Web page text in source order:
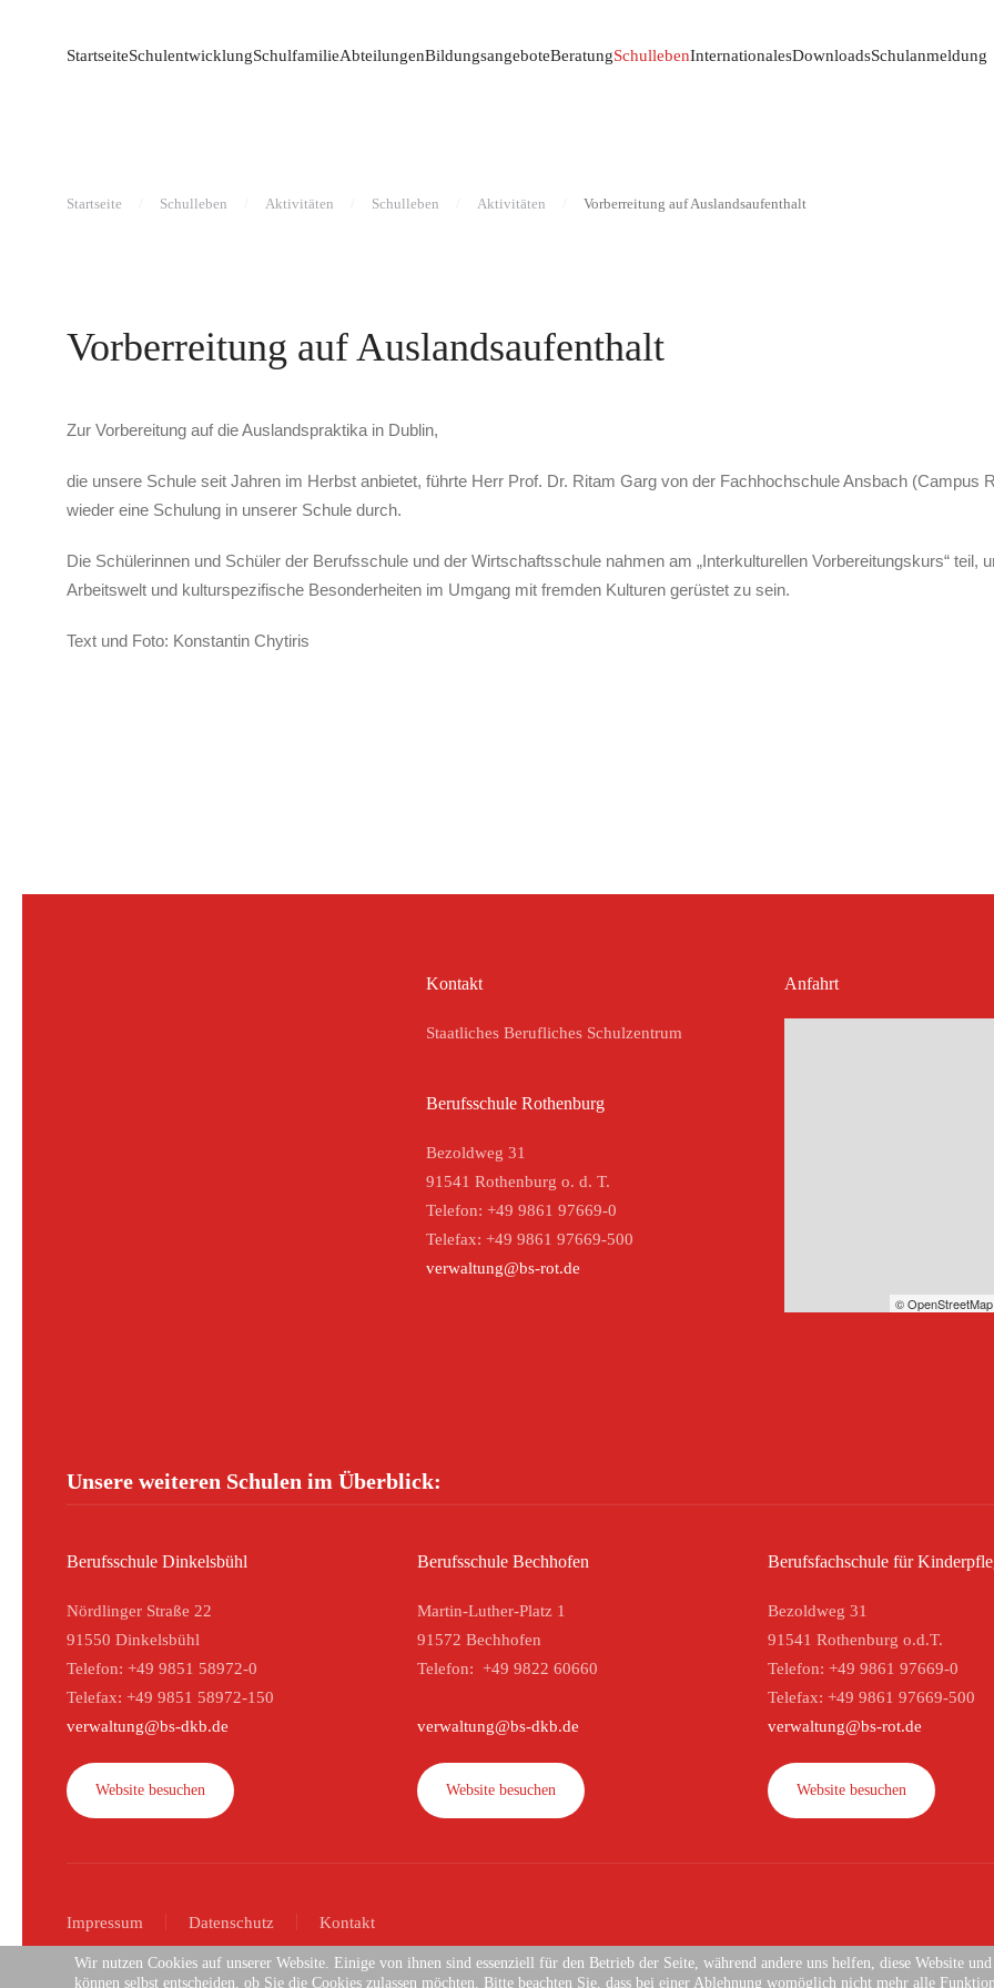
StartseiteSchulentwicklungSchulfamilieAbteilungenBildungsangeboteBeratungSchullebenInternationalesDownloadsSchulanmeldung
Startseite Schulleben Aktivitäten Schulleben Aktivitäten Vorberreitung auf Auslandsaufenthalt
Vorberreitung auf Auslandsaufenthalt
Zur Vorbereitung auf die Auslandspraktika in Dublin,
die unsere Schule seit Jahren im Herbst anbietet, führte Herr Prof. Dr. Ritam Garg von der Fachhochschule Ansbach (Campus
wieder eine Schulung in unserer Schule durch.
Die Schülerinnen und Schüler der Berufsschule und der Wirtschaftsschule nahmen am „Interkulturellen Vorbereitungskurs“ teil,
Arbeitswelt und kulturspezifische Besonderheiten im Umgang mit fremden Kulturen gerüstet zu sein.
Text und Foto: Konstantin Chytiris
Kontakt
Staatliches Berufliches Schulzentrum
Berufsschule Rothenburg
Bezoldweg 31
91541 Rothenburg o. d. T.
Telefon: +49 9861 97669-0
Telefax: +49 9861 97669-500
verwaltung@bs-rot.de
Anfahrt
©
Unsere weiteren Schulen im Überblick:
Berufsschule Dinkelsbühl
Nördlinger Straße 22
91550 Dinkelsbühl
Telefon: +49 9851 58972-0
Telefax: +49 9851 58972-150
verwaltung@bs-dkb.de
Website besuchen
Berufsschule Bechhofen
Martin-Luther-Platz 1
91572 Bechhofen
Telefon: +49 9822 60660
verwaltung@bs-dkb.de
Website besuchen
Berufsfachschule für
Bezoldweg 31
91541 Rothenburg o.d.T.
Telefon: +49 9861 97669-0
Telefax: +49 9861 97669-500
verwaltung@bs-rot.de
Website besuchen
Impressum Datenschutz Kontakt
Wir nutzen Cookies auf unserer Website. Einige von ihnen sind essenziell für den Betrieb der Seite, während andere uns helfen, diese Website
können selbst entscheiden, ob Sie die Cookies zulassen möchten. Bitte beachten Sie, dass bei einer Ablehnung womöglich nicht mehr alle